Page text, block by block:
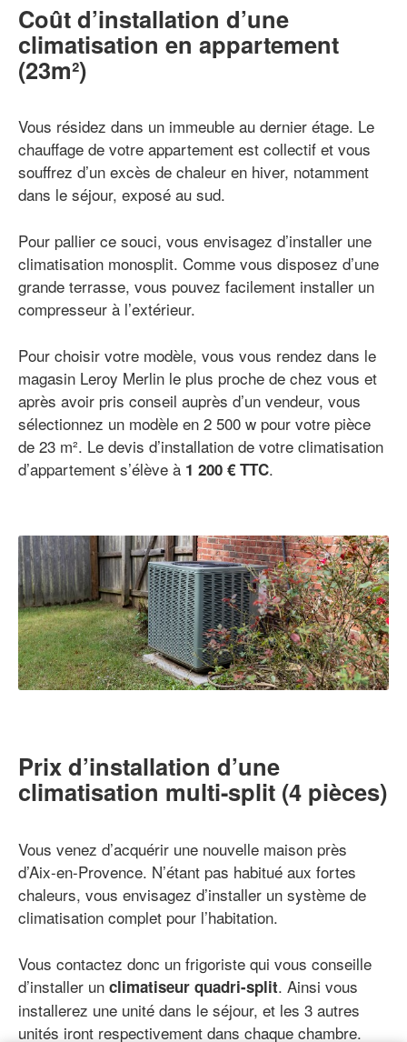
Coût d’installation d’une
climatisation en appartement
(23m²)
Vous résidez dans un immeuble au dernier étage. Le
chauffage de votre appartement est collectif et vous
souffrez d’un excès de chaleur en hiver, notamment
dans le séjour, exposé au sud.
Pour pallier ce souci, vous envisagez d’installer une
climatisation monosplit. Comme vous disposez d’une
grande terrasse, vous pouvez facilement installer un
compresseur à l’extérieur.
Pour choisir votre modèle, vous vous rendez dans le
magasin Leroy Merlin le plus proche de chez vous et
après avoir pris conseil auprès d’un vendeur, vous
sélectionnez un modèle en 2 500 w pour votre pièce
de 23 m². Le devis d’installation de votre climatisation
d’appartement s’élève à 1 200 € TTC.
Prix d’installation d’une
climatisation multi-split (4 pièces)
Vous venez d’acquérir une nouvelle maison près
d’Aix-en-Provence. N’étant pas habitué aux fortes
chaleurs, vous envisagez d’installer un système de
climatisation complet pour l’habitation.
Vous contactez donc un frigoriste qui vous conseille
d’installer un climatiseur quadri-split. Ainsi vous
installerez une unité dans le séjour, et les 3 autres
unités iront respectivement dans chaque chambre.